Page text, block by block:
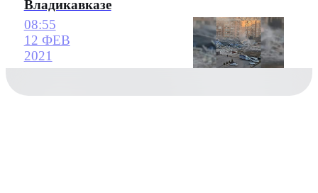
Владикавказе
08:55
12 ФЕВ
2021